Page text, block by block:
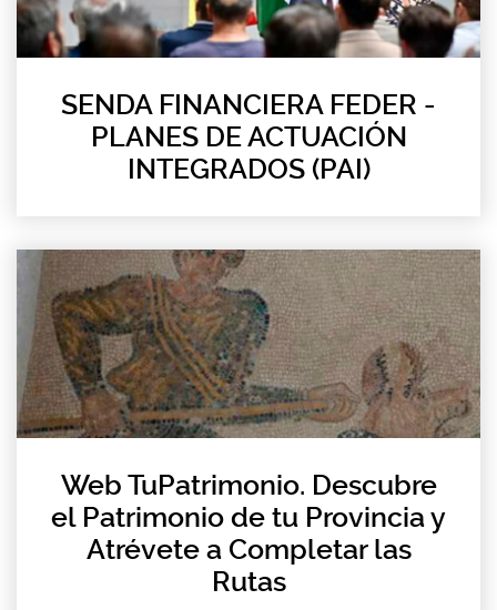
SENDA FINANCIERA FEDER -
PLANES DE ACTUACIÓN
INTEGRADOS (PAI)
Web TuPatrimonio. Descubre
el Patrimonio de tu Provincia y
Atrévete a Completar las
Rutas